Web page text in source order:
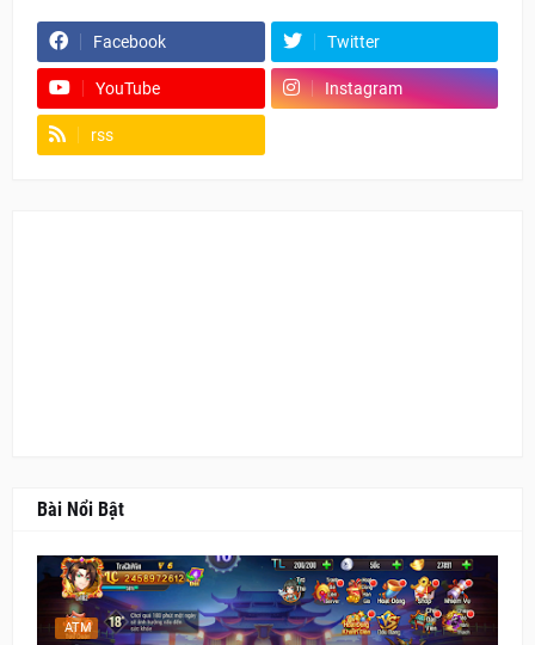
Facebook Twitter
YouTube Instagram
rss
Bài Nổi Bật
ATM